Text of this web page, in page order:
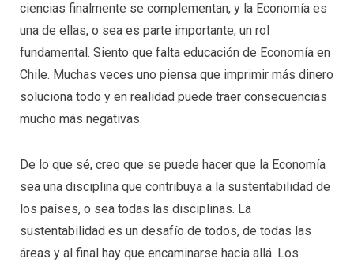
ciencias finalmente se complementan, y la Economía es
una de ellas, o sea es parte importante, un rol
fundamental. Siento que falta educación de Economía en
Chile. Muchas veces uno piensa que imprimir más dinero
soluciona todo y en realidad puede traer consecuencias
mucho más negativas.
De lo que sé, creo que se puede hacer que la Economía
sea una disciplina que contribuya a la sustentabilidad de
los países, o sea todas las disciplinas. La
sustentabilidad es un desafío de todos, de todas las
áreas y al final hay que encaminarse hacia allá. Los